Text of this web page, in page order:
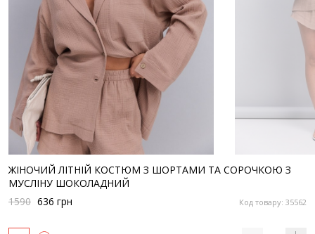
ЖІНОЧИЙ ЛІТНІЙ КОСТЮМ З ШОРТАМИ ТА СОРОЧКОЮ З
МУСЛІНУ ШОКОЛАДНИЙ
Код товару: 35562
1590 636 грн